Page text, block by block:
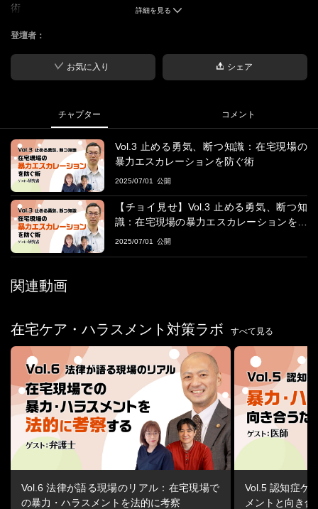
術
■概要
DV、対人暴力について研究されてきた社会心理学の研究者をゲス
トに迎え、在宅医療現場での暴力エスカレーションのメカニズム
を解き明かします。医療従事者が自身の安全を守りながら適切な
を目指します。
■出演者
＜ゲスト＞
相馬 敏彦氏
広島大学大学院人間社会科学研究科 教授
【経歴】
2005年 広島大学大学院生物圏科学研究科 博士後期課程生物圏共存
＜レギュラーゲスト＞
医療法人社団慈恵会 北須磨訪問看護・リハビリセンター 所長・訪
問看護師
【経歴】
1991年より神戸市立中央市民病院で看護師として勤務を開始。
その後、兵庫県立西宮保健所にて阪神淡路大震災被災者の健康支
援に従事。
2004年に北須磨訪問看護・リハビリセンターを開設し、現在まで
勤務。
訪問看護の現場での暴力・ハラスメント問題に取り組み、2011年
に有識者や関係職種を集めた対策検討会を立ち上げ。
神戸市看護大学との共同研究や兵庫県への提言を通じ、訪問看護
詳細を見る
登壇者：
お気に入り シェア
チャプター コメント
Vol.3 止める勇気、断つ知識：在宅現場の
暴力エスカレーションを防ぐ術
2025/07/01
【チョイ見せ】Vol.3 止める勇気、断つ知
識：在宅現場の暴力エスカレーションを防
ぐ術
2025/07/01
関連動画
在宅ケア・ハラスメント対策ラボ すべて見る
Vol.6 法律が語る現場のリアル：在宅現場で
の暴力・ハラスメントを法的に考察
Vol.5 認知症ケ
メントと向き